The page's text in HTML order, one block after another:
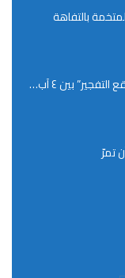
بين ٤ آب…
تمرّ